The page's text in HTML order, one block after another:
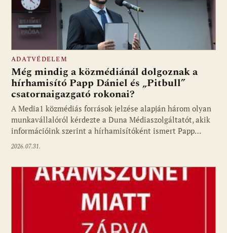
ADATVÉDELEM
Még mindig a közmédiánál dolgoznak a
hírhamisító Papp Dániel és „Pitbull”
csatornaigazgató rokonai?
A Media1 közmédiás források jelzése alapján három olyan
munkavállalóról kérdezte a Duna Médiaszolgáltatót, akik
információink szerint a hírhamisítóként ismert Papp…
2026.07.31.